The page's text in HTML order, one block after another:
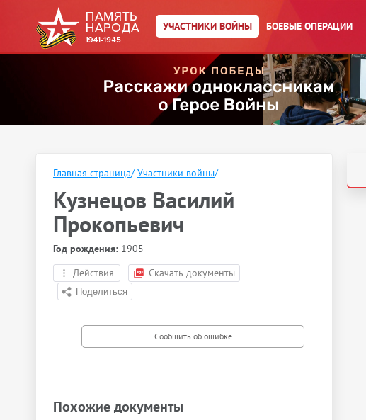
УЧАСТНИКИ ВОЙНЫ БОЕВЫЕ ОПЕРАЦИИ
Главная страница/ Участники войны/
Кузнецов Василий
Прокопьевич
Год рождения: 1905
Действия
Скачать документы
Похожие документы